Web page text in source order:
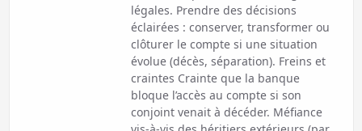
légales. Prendre des décisions
éclairées : conserver, transformer ou
clôturer le compte si une situation
évolue (décès, séparation). Freins et
craintes Crainte que la banque
bloque l’accès au compte si son
conjoint venait à décéder. Méfiance